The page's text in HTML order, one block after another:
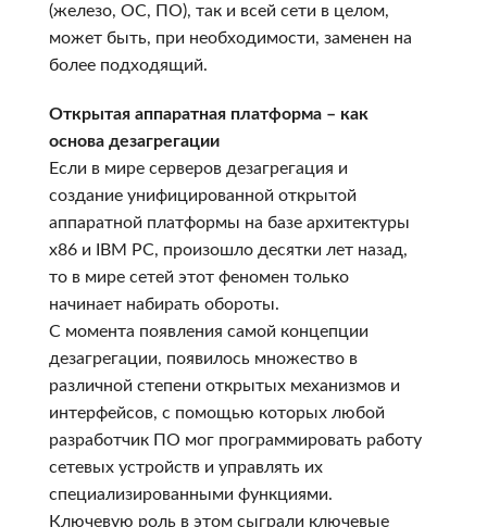
(железо, ОС, ПО), так и всей сети в целом,
может быть, при необходимости, заменен на
более подходящий.
Открытая аппаратная платформа – как
основа дезагрегации
Если в мире серверов дезагрегация и
создание унифицированной открытой
аппаратной платформы на базе архитектуры
x86 и IBM PC, произошло десятки лет назад,
то в мире сетей этот феномен только
начинает набирать обороты.
С момента появления самой концепции
дезагрегации, появилось множество в
различной степени открытых механизмов и
интерфейсов, с помощью которых любой
разработчик ПО мог программировать работу
сетевых устройств и управлять их
специализированными функциями.
Ключевую роль в этом сыграли ключевые